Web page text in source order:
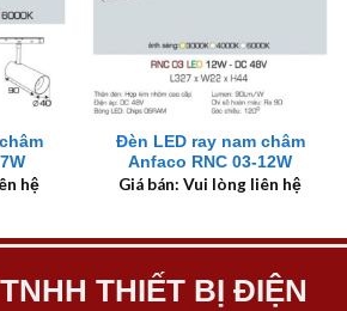
hệ
Đèn LED ray nam châm
Anfaco RNC 03-12W
Giá bán: Vui lòng liên hệ
THIẾT BỊ ĐIỆN